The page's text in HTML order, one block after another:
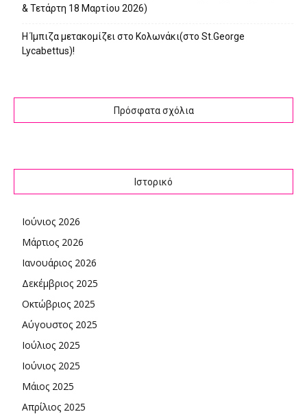
& Τετάρτη 18 Μαρτίου 2026)
Η Ίμπιζα μετακομίζει στο Κολωνάκι(στο St.George
Lycabettus)!
Πρόσφατα σχόλια
Ιστορικό
Ιούνιος 2026
Μάρτιος 2026
Ιανουάριος 2026
Δεκέμβριος 2025
Οκτώβριος 2025
Αύγουστος 2025
Ιούλιος 2025
Ιούνιος 2025
Μάιος 2025
Απρίλιος 2025